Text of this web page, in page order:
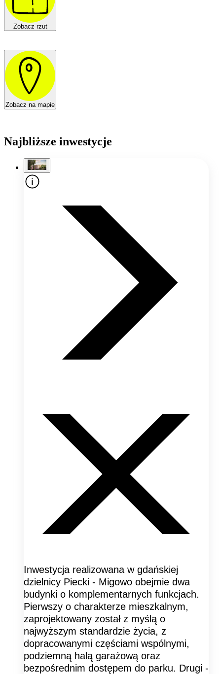
Zobacz rzut
Zobacz na mapie
Najbliższe inwestycje
Inwestycja realizowana w gdańskiej
dzielnicy Piecki - Migowo obejmie dwa
budynki o komplementarnych funkcjach.
Pierwszy o charakterze mieszkalnym,
zaprojektowany został z myślą o
najwyższym standardzie życia, z
dopracowanymi częściami wspólnymi,
podziemną halą garażową oraz
bezpośrednim dostępem do parku. Drugi -